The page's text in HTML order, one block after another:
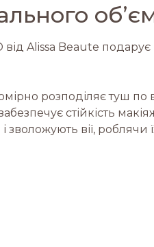
Alissa Beaute
розподіляє туш по
стійкість
зволожують вії,